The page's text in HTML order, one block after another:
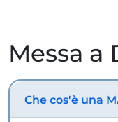
Messa a
Che cos'è una